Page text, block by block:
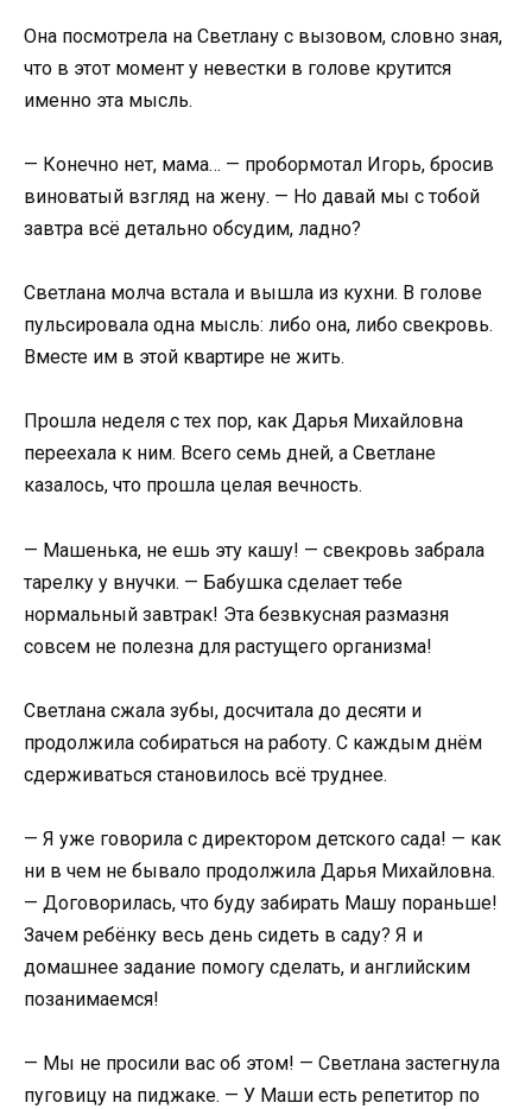
Она посмотрела на Светлану с вызовом, словно зная,
что в этот момент у невестки в голове крутится
именно эта мысль.
— Конечно нет, мама… — пробормотал Игорь, бросив
виноватый взгляд на жену. — Но давай мы с тобой
завтра всё детально обсудим, ладно?
Светлана молча встала и вышла из кухни. В голове
пульсировала одна мысль: либо она, либо свекровь.
Вместе им в этой квартире не жить.
Прошла неделя с тех пор, как Дарья Михайловна
переехала к ним. Всего семь дней, а Светлане
казалось, что прошла целая вечность.
— Машенька, не ешь эту кашу! — свекровь забрала
тарелку у внучки. — Бабушка сделает тебе
нормальный завтрак! Эта безвкусная размазня
совсем не полезна для растущего организма!
Светлана сжала зубы, досчитала до десяти и
продолжила собираться на работу. С каждым днём
сдерживаться становилось всё труднее.
— Я уже говорила с директором детского сада! — как
ни в чем не бывало продолжила Дарья Михайловна.
— Договорилась, что буду забирать Машу пораньше!
Зачем ребёнку весь день сидеть в саду? Я и
домашнее задание помогу сделать, и английским
позанимаемся!
— Мы не просили вас об этом! — Светлана застегнула
пуговицу на пиджаке. — У Маши есть репетитор по